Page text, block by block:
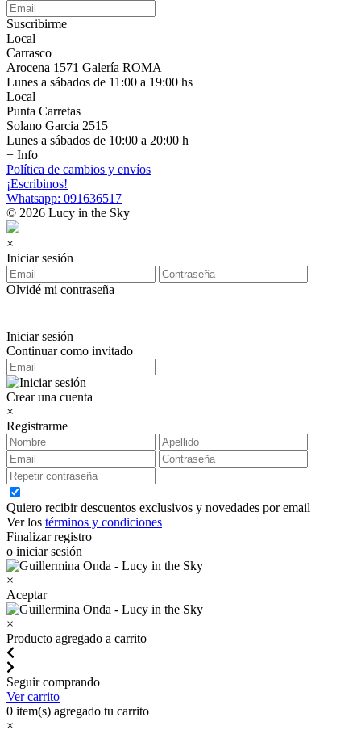
Suscribirme
Local
Carrasco
Arocena 1571 Galería ROMA
Lunes a sábados de 11:00 a 19:00 hs
Local
Punta Carretas
Solano Garcia 2515
Lunes a sábados de 10:00 a 20:00 h
+ Info
Política de cambios y envíos
¡Escribinos!
Whatsapp: 091636517
© 2026 Lucy in the Sky
×
Iniciar sesión
Olvidé mi contraseña
Iniciar sesión
Continuar como invitado
Crear una cuenta
×
Registrarme
Quiero recibir descuentos exclusivos y novedades por email
Ver los términos y condiciones
Finalizar registro
o iniciar sesión
×
Aceptar
×
Producto agregado a carrito
Seguir comprando
Ver carrito
0 item(s) agregado tu carrito
×